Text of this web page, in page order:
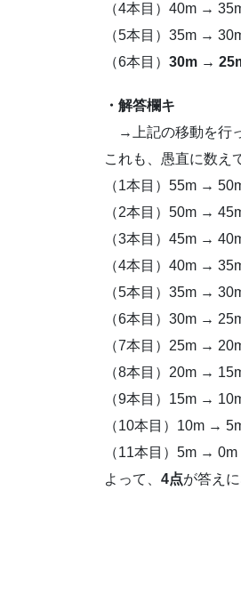
（4本目）40m →
（5本目）35m →
（6本目） 30m →
・解答欄キ
→上記の移動を行っ
これも、愚直に数え
（1本目）55m →
（2本目）50m →
（3本目）45m →
（4本目）40m →
（5本目）35m →
（6本目）30m →
（7本目）25m →
（8本目）20m →
（9本目）15m →
（10本目）10m →
（11本目）5m → 0m
よって、 4点が答え